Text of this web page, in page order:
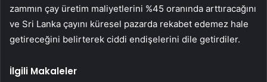
zammın çay üretim maliyetlerini %45 oranında arttıracağını
ve Sri Lanka çayını küresel pazarda rekabet edemez hale
getireceğini belirterek ciddi endişelerini dile getirdiler.
İlgili Makaleler